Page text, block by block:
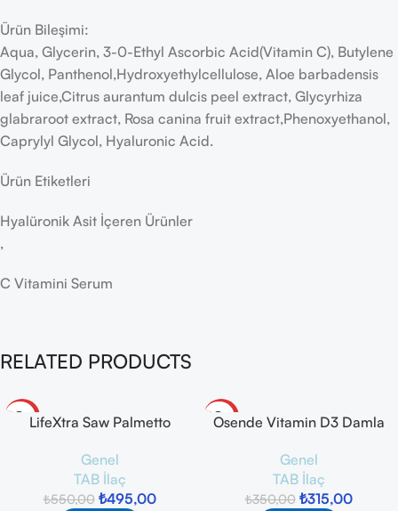
Ürün Bileşimi:
Aqua, Glycerin, 3-0-Ethyl Ascorbic Acid(Vitamin C), Butylene
Glycol, Panthenol,Hydroxyethylcellulose, Aloe barbadensis
leaf juice,Citrus aurantum dulcis peel extract, Glycyrhiza
glabraroot extract, Rosa canina fruit extract,Phenoxyethanol,
Caprylyl Glycol, Hyaluronic Acid.
Ürün Etiketleri
Hyalüronik Asit İçeren Ürünler
,
C Vitamini Serum
RELATED PRODUCTS
-10%LifeXtra Saw Palmetto
Genel
TAB İlaç
₺550,00 ₺495,00
-10%
Osende Vitamin D3 Damla
Genel
TAB İlaç
₺350,00 ₺315,00